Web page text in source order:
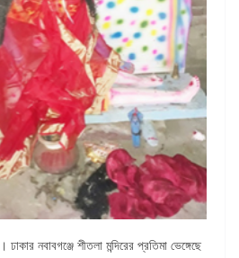
নবাবগঞ্জে শীতলা মন্দিরের প্রতিমা ভেঙ্গেছে